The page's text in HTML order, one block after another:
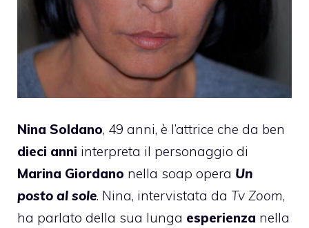
Nina Soldano, 49 anni, è l’attrice che da ben
dieci anni interpreta il personaggio di
Marina Giordano nella soap opera Un
posto al sole. Nina, intervistata da Tv Zoom,
ha parlato della sua lunga esperienza nella